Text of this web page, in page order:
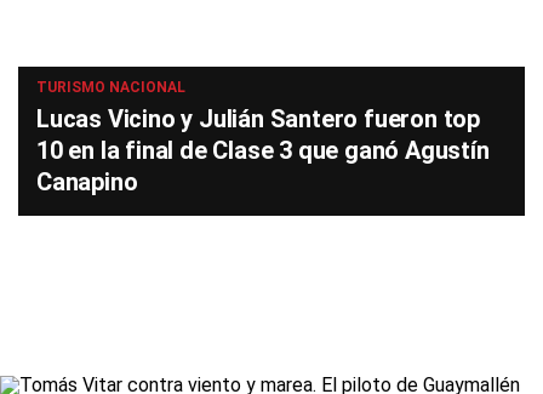
TURISMO NACIONAL
Lucas Vicino y Julián Santero fueron top
10 en la final de Clase 3 que ganó Agustín
Canapino